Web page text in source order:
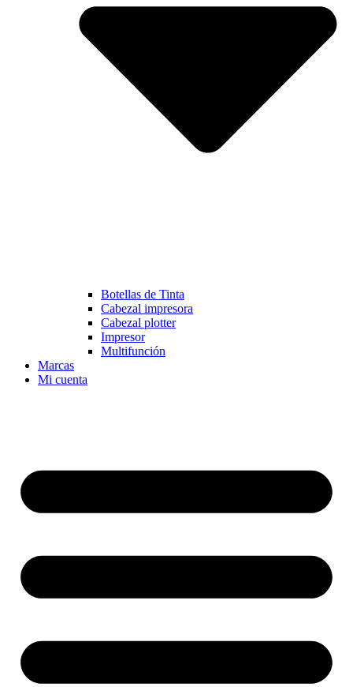
Botellas de Tinta
Cabezal impresora
Cabezal plotter
Impresor
Multifunción
Marcas
Mi cuenta